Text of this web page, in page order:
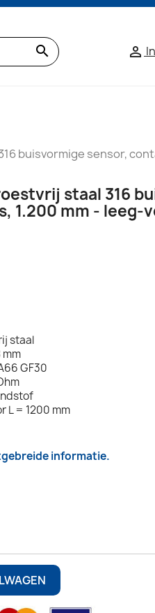
search 
buisvormige sensor,
staal 316
1.200 mm - leeg-
staal
GF30
L = 1200 mm
informatie.